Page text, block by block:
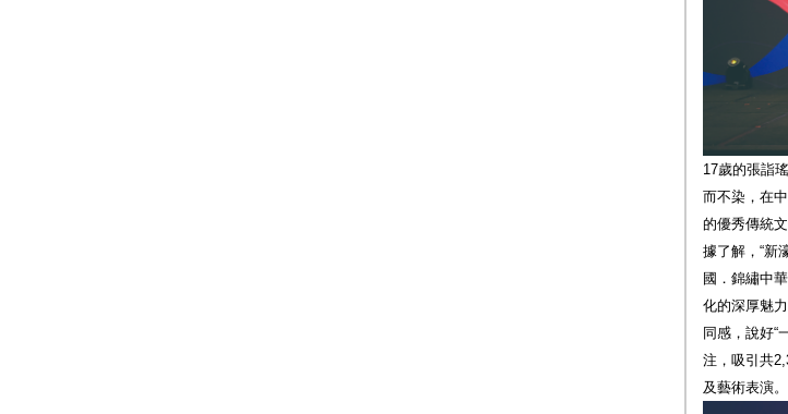
17歲的張詣
而不染，在
的優秀傳統
據了解，“新
國．錦繡中
化的深厚魅
同感，說好“
注，吸引共
及藝術表演。